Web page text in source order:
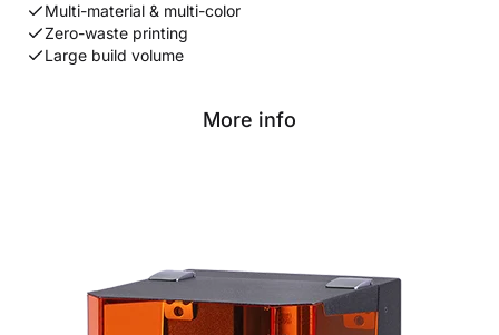
Multi-material & multi-color
Zero-waste printing
Large build volume
More info